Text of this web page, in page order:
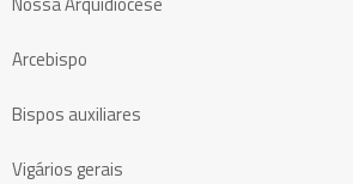
Arcebispo
Bispos auxiliares
Vigários gerais